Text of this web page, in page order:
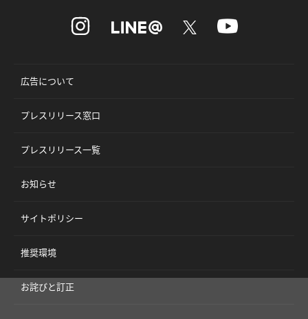
広告について
プレスリリース窓口
プレスリリース一覧
お知らせ
サイトポリシー
推奨環境
お詫びと訂正